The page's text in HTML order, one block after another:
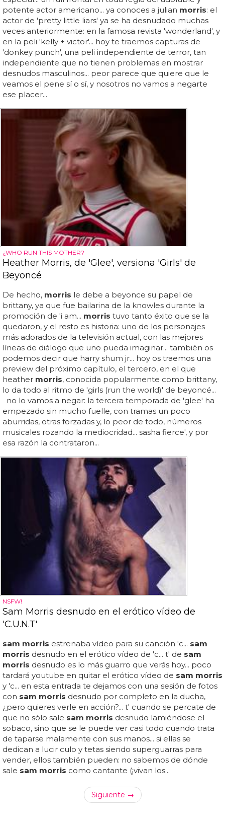
potente actor americano... ya conoces a julian morris: el
actor de 'pretty little liars' ya se ha desnudado muchas
veces anteriormente: en la famosa revista 'wonderland', y
en la peli 'kelly + victor'... hoy te traemos capturas de
'donkey punch', una peli independiente de terror, tan
independiente que no tienen problemas en mostrar
desnudos masculinos... peor parece que quiere que le
veamos el pene sí o sí, y nosotros no vamos a negarte
ese placer...
¿WHO RUN THIS MOTHER?
Heather Morris, de 'Glee', versiona 'Girls' de
Beyoncé
De hecho, morris le debe a beyonce su papel de
brittany, ya que fue bailarina de la knowles durante la
promoción de 'i am... morris tuvo tanto éxito que se la
quedaron, y el resto es historia: uno de los personajes
más adorados de la televisión actual, con las mejores
líneas de diálogo que uno pueda imaginar... también os
podemos decir que harry shum jr... hoy os traemos una
preview del próximo capítulo, el tercero, en el que
heather morris, conocida popularmente como brittany,
lo da todo al ritmo de 'girls (run the world)' de beyoncé...
no lo vamos a negar: la tercera temporada de 'glee' ha
empezado sin mucho fuelle, con tramas un poco
aburridas, otras forzadas y, lo peor de todo, números
musicales rozando la mediocridad... sasha fierce', y por
esa razón la contrataron...
NSFW!
Sam Morris desnudo en el erótico vídeo de
'C.U.N.T'
sam morris estrenaba vídeo para su canción 'c... sam
morris desnudo en el erótico vídeo de 'c... t' de sam
morris desnudo es lo más guarro que verás hoy... poco
tardará youtube en quitar el erótico vídeo de sam morris
y 'c... en esta entrada te dejamos con una sesión de fotos
con sam morris desnudo por completo en la ducha,
¿pero quieres verle en acción?... t' cuando se percate de
que no sólo sale sam morris desnudo lamiéndose el
sobaco, sino que se le puede ver casi todo cuando trata
de taparse malamente con sus manos... si ellas se
dedican a lucir culo y tetas siendo superguarras para
vender, ellos también pueden: no sabemos de dónde
sale sam morris como cantante (¡vivan los...
Siguiente →